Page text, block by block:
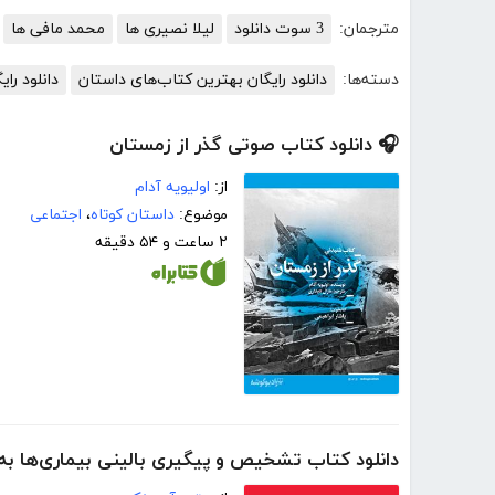
مترجمان: 3 سوت دانلود لیلا نصیری ها محمد مافی ها
دسته‌ها: دانلود رایگان بهترین کتاب‌های داستان دانلود
🎧 دانلود کتاب صوتی گذر از زمستان
از: اولیویه آدام
موضوع: داستان کوتاه، اجتماعی
۲ ساعت و ۵۴ دقیقه
دانلود کتاب تشخیص و پیگیری بالینی